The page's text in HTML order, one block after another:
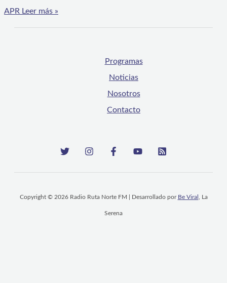
APR Leer más »
Programas
Noticias
Nosotros
Contacto
Copyright © 2026 Radio Ruta Norte FM | Desarrollado por Be Viral , La
Serena